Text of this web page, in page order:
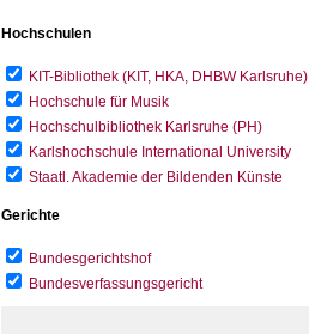
Hochschulen
KIT-Bibliothek (KIT, HKA, DHBW Karlsruhe)
Hochschule für Musik
Hochschulbibliothek Karlsruhe (PH)
Karlshochschule International University
Staatl. Akademie der Bildenden Künste
Gerichte
Bundesgerichtshof
Bundesverfassungsgericht